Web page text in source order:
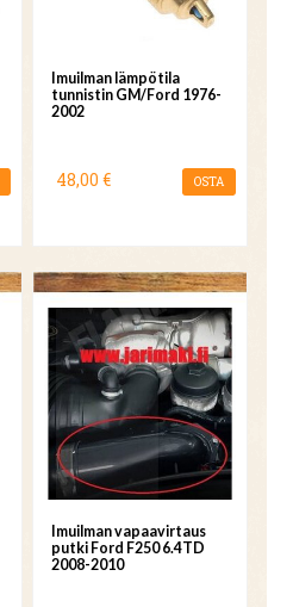
Imuilman lämpötila
tunnistin GM/Ford 1976-
2002
48,00 € OSTA
Imuilman vapaavirtaus
putki Ford F250 6.4TD
2008-2010